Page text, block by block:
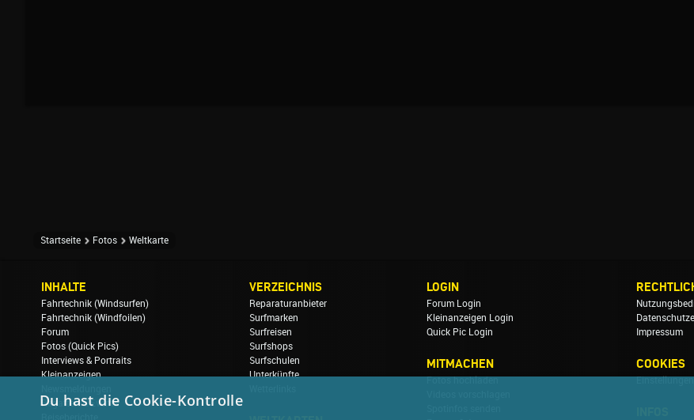
Startseite Fotos Weltkarte
INHALTE
Fahrtechnik (Windsurfen)
Fahrtechnik (Windfoilen)
Forum
Fotos (Quick Pics)
Interviews & Portraits
Kleinanzeigen
Regatten & Events
VERZEICHNIS
Reparaturanbieter
Surfmarken
Surfreisen
Surfshops
Surfschulen
Unterkünfte
LOGIN
Forum Login
Kleinanzeigen Login
Quick Pic Login
MITMACHEN
Impressum
COOKIES
Du hast die Cookie-Kontrolle